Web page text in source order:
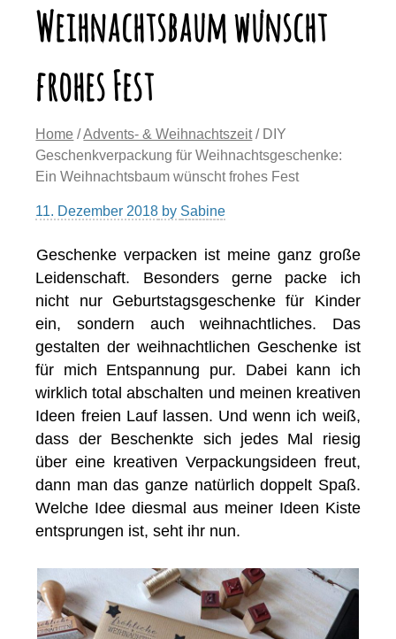
Weihnachtsbaum wünscht
frohes Fest
Home /Advents- & Weihnachtszeit/ DIY
Geschenkverpackung für Weihnachtsgeschenke:
Ein Weihnachtsbaum wünscht frohes Fest
11. Dezember 2018 by Sabine
Geschenke verpacken ist meine ganz große
Leidenschaft. Besonders gerne packe ich
nicht nur Geburtstagsgeschenke für Kinder
ein, sondern auch weihnachtliches. Das
gestalten der weihnachtlichen Geschenke ist
für mich Entspannung pur. Dabei kann ich
wirklich total abschalten und meinen kreativen
Ideen freien Lauf lassen. Und wenn ich weiß,
dass der Beschenkte sich jedes Mal riesig
über eine kreativen Verpackungsideen freut,
dann man das ganze natürlich doppelt Spaß.
Welche Idee diesmal aus meiner Ideen Kiste
entsprungen ist, seht ihr nun.